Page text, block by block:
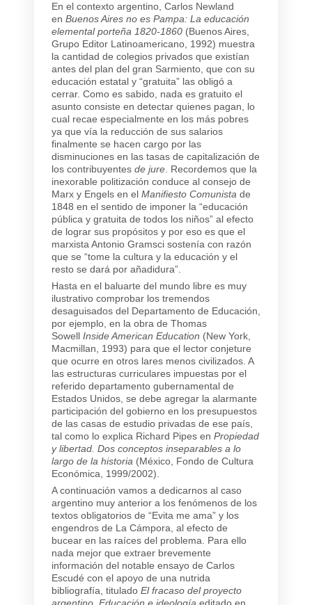
En el contexto argentino, Carlos Newland
en Buenos Aires no es Pampa: La educación
elemental porteña 1820-1860 (Buenos Aires,
Grupo Editor Latinoamericano, 1992) muestra
la cantidad de colegios privados que existían
antes del plan del gran Sarmiento, que con su
educación estatal y “gratuita” las obligó a
cerrar. Como es sabido, nada es gratuito el
asunto consiste en detectar quienes pagan, lo
cual recae especialmente en los más pobres
ya que vía la reducción de sus salarios
finalmente se hacen cargo por las
disminuciones en las tasas de capitalización de
los contribuyentes de jure. Recordemos que la
inexorable politización conduce al consejo de
Marx y Engels en el Manifiesto Comunista de
1848 en el sentido de imponer la “educación
pública y gratuita de todos los niños” al efecto
de lograr sus propósitos y por eso es que el
marxista Antonio Gramsci sostenía con razón
que se “tome la cultura y la educación y el
resto se dará por añadidura”.
Hasta en el baluarte del mundo libre es muy
ilustrativo comprobar los tremendos
desaguisados del Departamento de Educación,
por ejemplo, en la obra de Thomas
Sowell Inside American Education (New York,
Macmillan, 1993) para que el lector conjeture
que ocurre en otros lares menos civilizados. A
las estructuras curriculares impuestas por el
referido departamento gubernamental de
Estados Unidos, se debe agregar la alarmante
participación del gobierno en los presupuestos
de las casas de estudio privadas de ese país,
tal como lo explica Richard Pipes en Propiedad
y libertad. Dos conceptos inseparables a lo
largo de la historia (México, Fondo de Cultura
Económica, 1999/2002).
A continuación vamos a dedicarnos al caso
argentino muy anterior a los fenómenos de los
textos obligatorios de “Evita me ama” y los
engendros de La Cámpora, al efecto de
bucear en las raíces del problema. Para ello
nada mejor que extraer brevemente
información del notable ensayo de Carlos
Escudé con el apoyo de una nutrida
bibliografía, titulado El fracaso del proyecto